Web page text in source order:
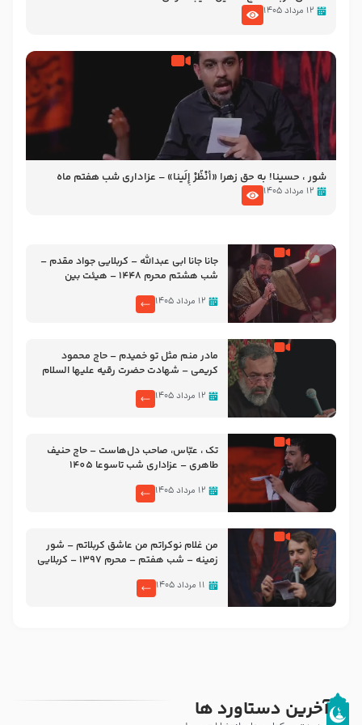
۱۲ مرداد ۱۴۰۵
شور ، حسینا! به‌ حق زهرا «أُنْظُرْ إِلَینا» – عزاداری شب هفتم ماه
محرّم 1405
۱۲ مرداد ۱۴۰۵
جانا جانا ابی عبدالله – کربلایی جواد مقدم –
شب هشتم محرم 1448 – هیئت بین
۱۲ مرداد ۱۴۰۵
مادر منم مثل تو خمیدم – حاج محمود
کریمی – شهادت حضرت رقیه علیها السلام
۱۲ مرداد ۱۴۰۵
تک ، عبّاس، صاحب دل‌هاست – حاج حنیف
طاهری – عزاداری شب تاسوعا 1405
۱۲ مرداد ۱۴۰۵
من غلام نوکراتم من عاشق کربلاتم – شور
زمینه – شب هفتم – محرم 1397 – کربلایی
۱۱ مرداد ۱۴۰۵
آخرین دستاورد ها